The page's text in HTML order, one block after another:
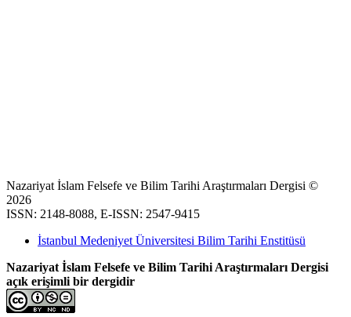
Nazariyat İslam Felsefe ve Bilim Tarihi Araştırmaları Dergisi ©
2026
ISSN: 2148-8088, E-ISSN: 2547-9415
İstanbul Medeniyet Üniversitesi Bilim Tarihi Enstitüsü
Nazariyat İslam Felsefe ve Bilim Tarihi Araştırmaları Dergisi
açık erişimli bir dergidir